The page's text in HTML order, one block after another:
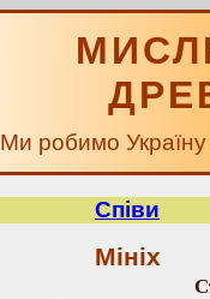
Ми робимо Україну
Співи
Мініх